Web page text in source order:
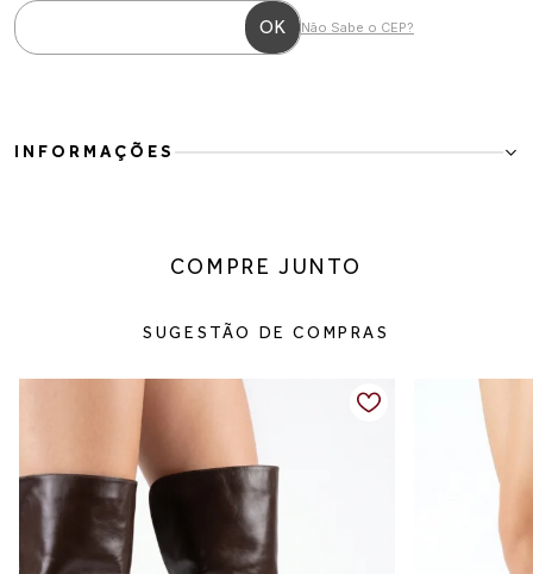
Não Sabe o CEP?
INFORMAÇÕES
uma única peça. Com cano longo, bico fino e salto delicado, o
qualquer produção.
composições que vão do casual chic às ocasiões especiais. O cano
alto com efeito levemente estruturado cria um visual moderno e
feminino, ideal para usar com vestidos, saias, shorts ou peças de
alfaiataria.
Clássica, elegante e atemporal, é uma bota que transforma o look
com personalidade e sofisticação.
Detalhes do produto:
Material externo: Couro vegano
COMPRE JUNTO
SUGESTÃO DE COMPRAS